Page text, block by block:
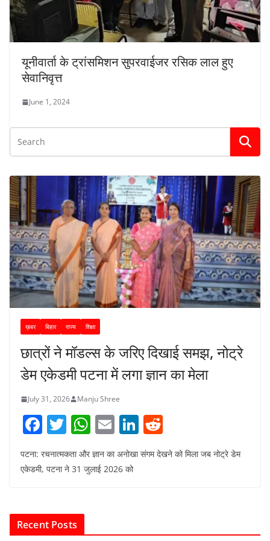
यूनीवार्ता के ट्रांसमिशन सुपरवाईजर रसिक लाल हुए
सेवानिवृत्त
June 1, 2024
ख़बर बिहार राज्य शिक्षा
छात्रों ने मॉडल्स के जरिए दिखाई समझ, नोट्रे
डेम एकेडमी पटना में लगा ज्ञान का मेला
July 31, 2026 Manju Shree
F
c
o
T
itt
W
at
E
m
ai
Li
n
k
e
d
पटना: रचनात्मकता और ज्ञान का अनोखा संगम देखने को मिला जब नोट्रे डेम
एकेडमी, पटना ने 31 जुलाई 2026 को
Recent Posts